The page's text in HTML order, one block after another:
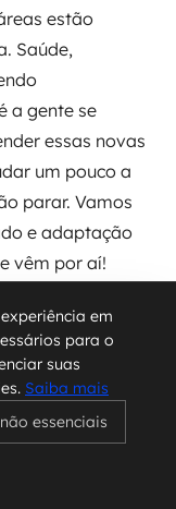
estão
Saúde,
a gente se
essas novas
um pouco a
parar. Vamos
e adaptação
vêm por aí!
que está
máquina, é
em
para o
suas
Saiba mais
essenciais